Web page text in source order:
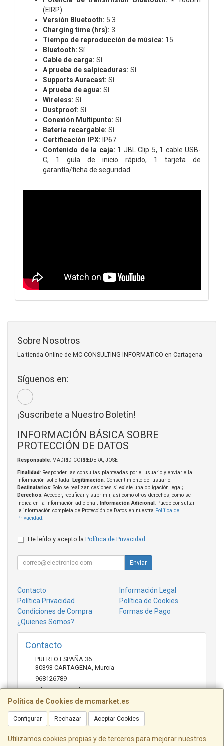
(EIRP)
Versión Bluetooth: 5.3
Charging time (hrs): 3
Tiempo de reproducción de música: 15
Bluetooth: Sí
Cable de carga: Sí
A prueba de salpicaduras: Sí
Supports Auracast: Sí
A prueba de agua: Sí
Wireless: Sí
Dustproof: Sí
Conexión Multipunto: Sí
Batería recargable: Sí
Certificación IPX: IP67
Contenido de la caja: 1 JBL Clip 5, 1 cable USB-
C, 1 guía de inicio rápido, 1 tarjeta de
garantía/ficha de seguridad
Política de Cookies de mcmarket.es
Configurar Rechazar Aceptar Cookies
Utilizamos cookies propias y de terceros para mejorar nuestros
Sobre Nosotros
La tienda Online de MC CONSULTING INFORMATICO en Cartagena
Síguenos en:
¡Suscríbete a Nuestro Boletín!
INFORMACIÓN BÁSICA SOBRE
PROTECCIÓN DE DATOS
Responsable: MADRID CORREDERA, JOSE
Finalidad: Responder las consultas planteadas por el usuario y enviarle la
información solicitada; Legitimación: Consentimiento del usuario;
Destinatarios: Solo se realizan cesiones si existe una obligación legal;
Derechos: Acceder, rectificar y suprimir, así como otros derechos, como se
indica en la información adicional;
Información Adicional : Puede consultar
la información completa de Protección de Datos en nuestra Política de
Privacidad
He leído y acepto la Política de Privacidad
Enviar
Contacto
Información Legal
Política Privacidad
Política de Cookies
Condiciones de Compra
Formas de Pago
¿Quienes Somos?
Contacto
PUERTO ESPAÑA 36
30393 CARTAGENA Murcia
968126789
admin@mcmarket.es
Horario
09:00-14:00